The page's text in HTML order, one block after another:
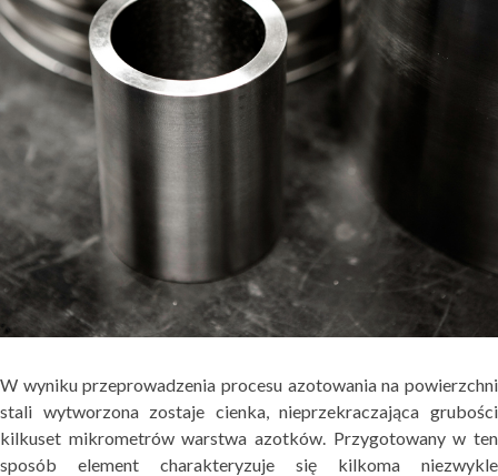
W wyniku przeprowadzenia procesu azotowania na powierzchni
stali wytworzona zostaje cienka, nieprzekraczająca grubości
kilkuset mikrometrów warstwa azotków. Przygotowany w ten
sposób element charakteryzuje się kilkoma niezwykle